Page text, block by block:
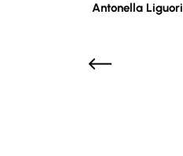
Antonella Liguori